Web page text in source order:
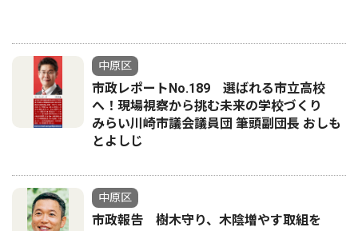
中原区
市政レポートNo.189 選ばれる市立高校
へ！現場視察から挑む未来の学校づくり
みらい川崎市議会議員団 筆頭副団長 おしも
とよしじ
中原区
市政報告 樹木守り、木陰増やす取組を